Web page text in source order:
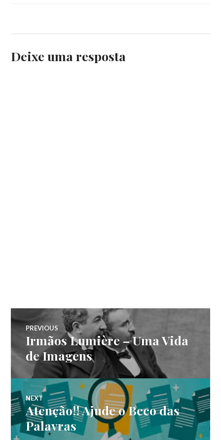
Deixe uma resposta
Navegação
de
Post
PREVIOUS
Previous
post:
Irmãos Lumière – Uma Vida
de Imagens
NEXT
Next
post:
Atenção!! Ajude o Beco das
Palavras